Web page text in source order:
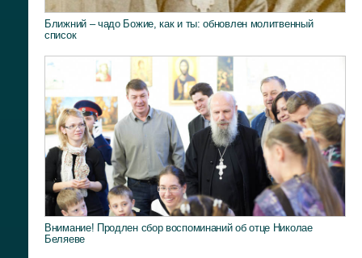
Ближний – чадо Божие, как и ты: обновлен молитвенный
список
Внимание! Продлен сбор воспоминаний об отце Николае
Беляеве